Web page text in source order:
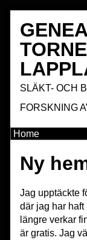
SLÄKT- OCH
FORSKNING
Ny
Jag upptäckte
där jag har
längre verkar
är gratis. Jag